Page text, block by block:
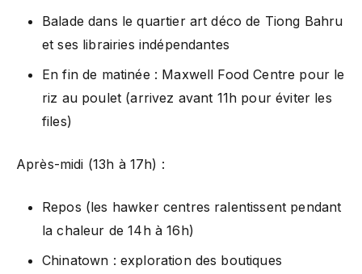
Balade dans le quartier art déco de Tiong Bahru
et ses librairies indépendantes
En fin de matinée : Maxwell Food Centre pour le
riz au poulet (arrivez avant 11h pour éviter les
files)
Après-midi (13h à 17h) :
Repos (les hawker centres ralentissent pendant
la chaleur de 14h à 16h)
Chinatown : exploration des boutiques